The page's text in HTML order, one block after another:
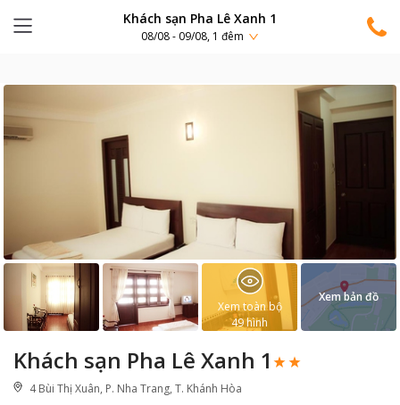
Khách sạn Pha Lê Xanh 1
08/08 - 09/08, 1 đêm
Khách sạn Pha Lê Xanh 1
4 Bùi Thị Xuân, P. Nha Trang, T. Khánh Hòa
Xem toàn bộ
49hình
Xem bản đồ